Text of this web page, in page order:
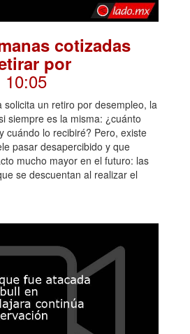
cotizadas
por
10:05
un retiro por desempleo, la
siempre es la misma: ¿cuánto
cuándo lo recibiré? Pero, existe
pasar desapercibido y que
mucho mayor en el futuro: las
se descuentan al realizar el